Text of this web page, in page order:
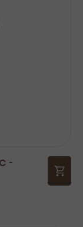
-